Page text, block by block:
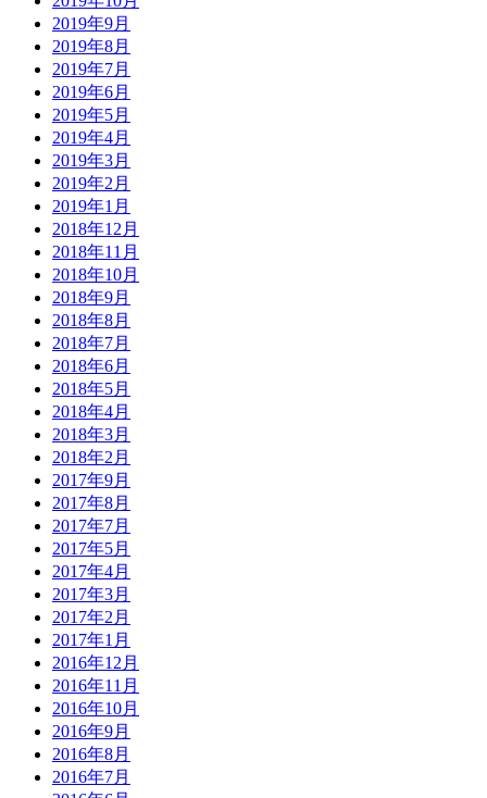
2019年9月
2019年8月
2019年7月
2019年6月
2019年5月
2019年4月
2019年3月
2019年2月
2019年1月
2018年12月
2018年11月
2018年10月
2018年9月
2018年8月
2018年7月
2018年6月
2018年5月
2018年4月
2018年3月
2018年2月
2017年9月
2017年8月
2017年7月
2017年5月
2017年4月
2017年3月
2017年2月
2017年1月
2016年12月
2016年11月
2016年10月
2016年9月
2016年8月
2016年7月